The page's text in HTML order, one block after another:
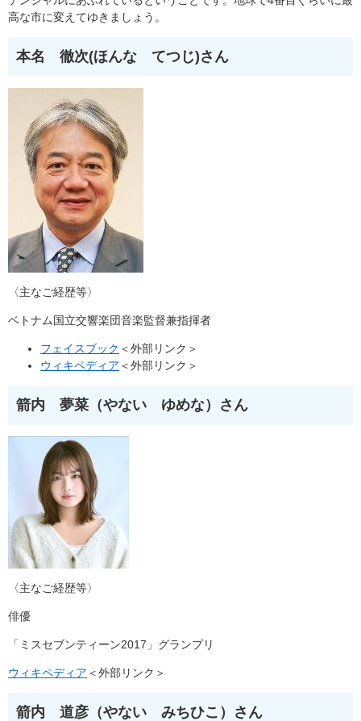
高な市に変えてゆきましょう。
本名 徹次(ほんな てつじ)さん
〈主なご経歴等〉
ベトナム国立交響楽団音楽監督兼指揮者
フェイスブック ＜外部リンク＞
ウィキペディア ＜外部リンク＞
箭内 夢菜（やない ゆめな）さん
〈主なご経歴等〉
俳優
「ミスセブンティーン2017」グランプリ
ウィキペディア ＜外部リンク＞
箭内 道彦（やない みちひこ）さん